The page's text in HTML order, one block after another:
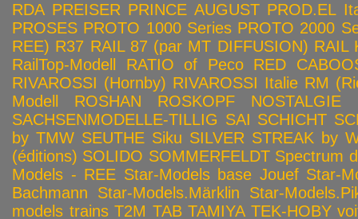
RDA PREISER PRINCE AUGUST PROD.EL
PROSES PROTO 1000 Series PROTO 2000
REE) R37 RAIL 87 (par MT DIFFUSION) RAIL
RailTop-Modell
RATIO of Peco
RED
RIVAROSSI (Hornby) RIVAROSSI Italie RM
Modell
ROSHAN ROSKOPF NOSTALGIE
SACHSENMODELLE-TILLIG SAI SCHICHT
by TMW SEUTHE Siku SILVER STREAK by
(éditions) SOLIDO SOMMERFELDT Spectrum
Models - REE Star-Models base Jouef Star-
Bachmann
Star-Models.Märklin
Star-
models trains T2M TAB TAMIYA TEK-HOBY